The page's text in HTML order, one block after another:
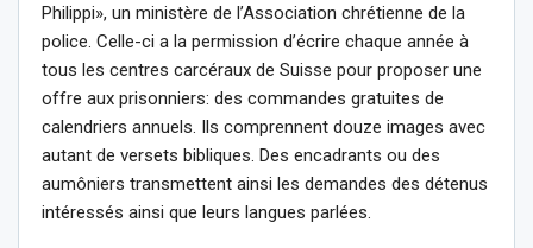
Philippi», un ministère de l’Association chrétienne de la
police. Celle-ci a la permission d’écrire chaque année à
tous les centres carcéraux de Suisse pour proposer une
offre aux prisonniers: des commandes gratuites de
calendriers annuels. Ils comprennent douze images avec
autant de versets bibliques. Des encadrants ou des
aumôniers transmettent ainsi les demandes des détenus
intéressés ainsi que leurs langues parlées.